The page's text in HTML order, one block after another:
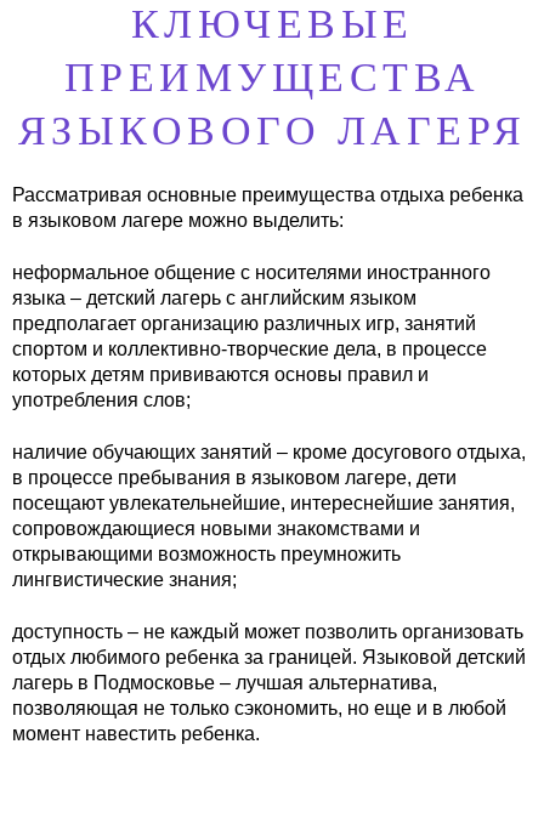
КЛЮЧЕВЫЕ
ПРЕИМУЩЕСТВА
ЯЗЫКОВОГО ЛАГЕРЯ
Рассматривая основные преимущества отдыха ребенка
в языковом лагере можно выделить:
неформальное общение с носителями иностранного
языка – детский лагерь с английским языком
предполагает организацию различных игр, занятий
спортом и коллективно-творческие дела, в процессе
которых детям прививаются основы правил и
употребления слов;
наличие обучающих занятий – кроме досугового отдыха,
в процессе пребывания в языковом лагере, дети
посещают увлекательнейшие, интереснейшие занятия,
сопровождающиеся новыми знакомствами и
открывающими возможность преумножить
лингвистические знания;
доступность – не каждый может позволить организовать
отдых любимого ребенка за границей. Языковой детский
лагерь в Подмосковье – лучшая альтернатива,
позволяющая не только сэкономить, но еще и в любой
момент навестить ребенка.